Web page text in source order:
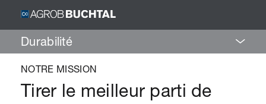
Durabilité
NOTRE MISSION
Tirer le meilleur parti de